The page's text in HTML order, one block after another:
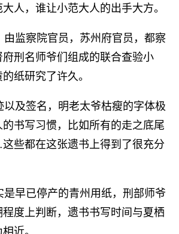
人，谁让小范大人的出手大方。
监察院官员，苏州府官员，都察
府刑名师爷们组成的联合查验小
纸研究了许久。
及签名，明老太爷枯瘦的字体极
书写习惯，比如所有的走之底尾
些都在这张遗书上得到了很充分
早已停产的青州用纸，刑部师爷
度上判断，遗书书写时间与夏栖
近。